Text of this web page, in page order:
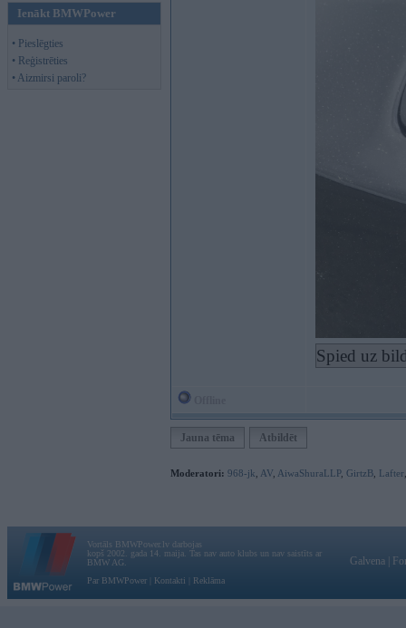
Ienākt BMWPower
• Pieslēgties
• Reģistrēties
• Aizmirsi paroli?
Spied uz
Jauna tēma Atbildēt
Moderatori: 968-jk AV AiwaShuraLLP, GirtzB Lafter
Vortāls BMWPower.lv darbojas
kopš 2002. gada 14. maija. Tas nav auto klubs un nav saistīts ar
BMW AG.
Par BMWPower
Kontakti Reklāma
Galvena